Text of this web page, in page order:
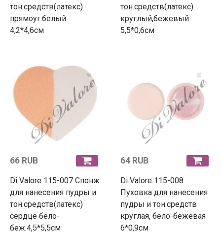
тон.средств(латекс)
прямоуг.белый
4,2*4,6см
тон.средств(латекс)
круглый,бежевый
5,5*0,6см
66 RUB
Di Valore 115-007 Спонж
для нанесения пудры и
тон.средств(латекс)
сердце бело-
беж.4,5*5,5см
64 RUB
Di Valore 115-008
Пуховка для нанесения
пудры и тон.средств
круглая, бело-бежевая
6*0,9см